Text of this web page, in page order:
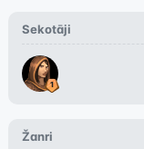
Sekotāji
Žanri